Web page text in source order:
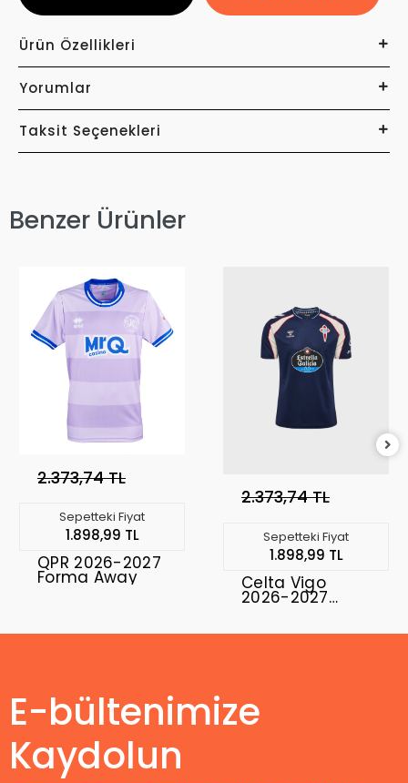
Ürün Özellikleri
Yorumlar
Taksit Seçenekleri
Benzer Ürünler
2.373,74 TL
Sepetteki Fiyat
1.898,99 TL
QPR 2026-2027
Forma Away
2.373,74 TL
Sepetteki Fiyat
1.898,99 TL
Celta Vigo
2026-2027
E-bültenimize
Kaydolun